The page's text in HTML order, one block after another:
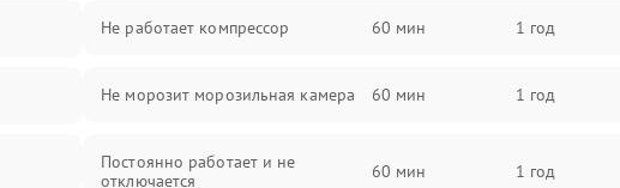
Не работает компрессор 60 мин 1 год
Не морозит морозильная камера 60 мин 1 год
Постоянно работает и не
отключается
60 мин 1 год